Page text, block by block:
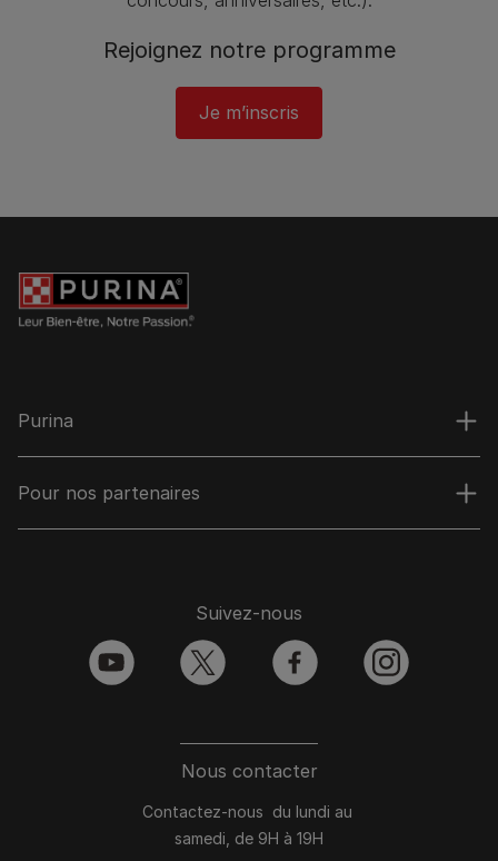
Rejoignez notre programme​
Je m’inscris
Purina
Pour nos partenaires
Nous contacter
Contactez-nous du lundi au
samedi, de 9H à 19H
Suivez-nous
youtube twitter facebook instagram